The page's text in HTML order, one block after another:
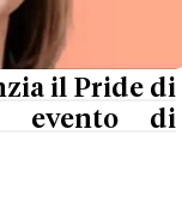
il Pride di
evento di